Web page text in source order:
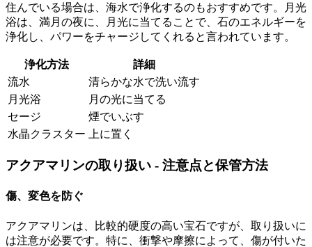
住んでいる場合は、海水で浄化するのもおすすめです。月光
浴は、満月の夜に、月光に当てることで、石のエネルギーを
浄化し、パワーをチャージしてくれると言われています。
浄化方法
詳細
流水
清らかな水で洗い流す
月光浴
月の光に当てる
セージ
煙でいぶす
水晶クラスター
上に置く
アクアマリンの取り扱い - 注意点と保管方法
傷、変色を防ぐ
アクアマリンは、比較的硬度の高い宝石ですが、取り扱いに
は注意が必要です。特に、衝撃や摩擦によって、傷が付いた